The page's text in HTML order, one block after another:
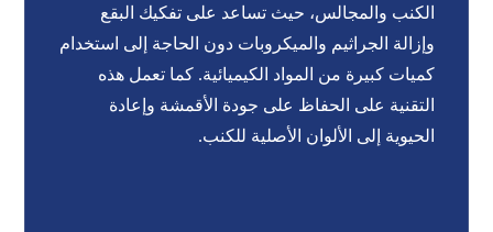
الكنب والمجالس، حيث تساعد على تفكيك البقع
وإزالة الجراثيم والميكروبات دون الحاجة إلى استخدام
كميات كبيرة من المواد الكيميائية. كما تعمل هذه
التقنية على الحفاظ على جودة الأقمشة وإعادة
الحيوية إلى الألوان الأصلية للكنب.